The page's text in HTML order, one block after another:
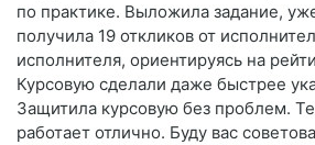
по практике. Выложила задание,
получила 19 откликов от
исполнителя, ориентируясь на
Курсовую сделали даже быстрее
Защитила курсовую без проблем.
работает отлично. Буду вас